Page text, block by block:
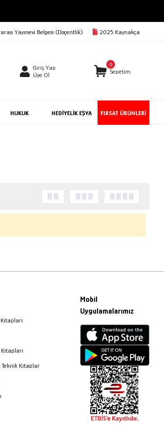
Yayınevi Belgesi (Doçentlik) 2025 Kaynakça
Giriş Yap
Üye Ol
0
Sepetim
HUKUK HEDİYELİK EŞYA FIRSAT ÜRÜNLERİ
Teknik Kitaplar
Mobil
Uygulamalarımız